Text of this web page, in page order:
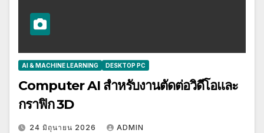
AI & MACHINE LEARNING DESKTOP PC
Computer AI สำหรับงานตัดต่อวิดีโอและ
กราฟิก 3D
24 มิถุนายน 2026 ADMIN